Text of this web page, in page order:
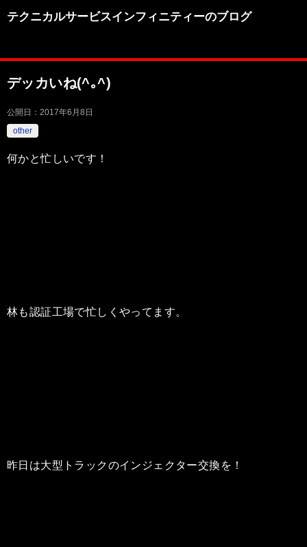
テクニカルサービスインフィニティーのブログ
デッカいね(^｡^)
公開日： 2017年6月8日
other
何かと忙しいです！
林も認証工場で忙しくやってます。
昨日は大型トラックのインジェクター交換を！